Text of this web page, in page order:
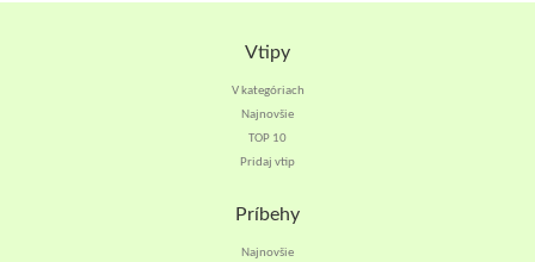
Vtipy
V kategóriach
Najnovšie
TOP 10
Pridaj vtip
Príbehy
Najnovšie